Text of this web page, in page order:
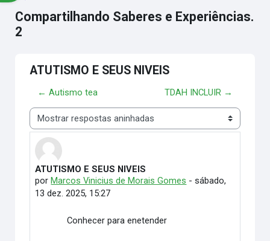
Compartilhando Saberes e Experiências.
2
ATUTISMO E SEUS NIVEIS
← Autismo tea TDAH INCLUIR →
Modo de visualização
ATUTISMO E SEUS NIVEIS
por Marcos Vinicius de Morais Gomes -sábado,
13 dez. 2025, 15:27
Número de respostas: 0
Conhecer para enetender